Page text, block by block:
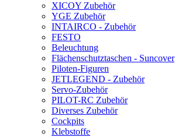
XICOY Zubehör
YGE Zubehör
INTAIRCO - Zubehör
FESTO
Beleuchtung
Flächenschutztaschen - Suncover
Piloten-Figuren
JETLEGEND - Zubehör
Servo-Zubehör
PILOT-RC Zubehör
Diverses Zubehör
Cockpits
Klebstoffe